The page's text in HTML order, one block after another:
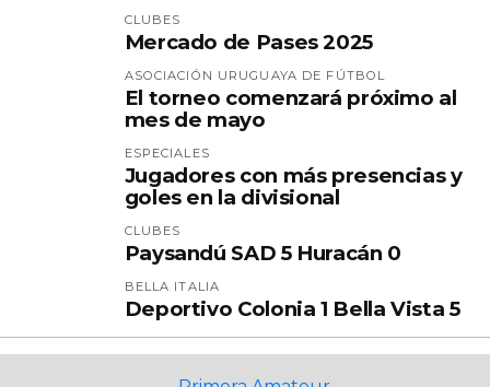
CLUBES
Mercado de Pases 2025
ASOCIACIÓN URUGUAYA DE FÚTBOL
El torneo comenzará próximo al
mes de mayo
ESPECIALES
Jugadores con más presencias y
goles en la divisional
CLUBES
Paysandú SAD 5 Huracán 0
BELLA ITALIA
Deportivo Colonia 1 Bella Vista 5